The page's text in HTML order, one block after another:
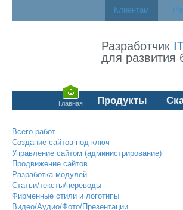
Клиентам
Разработчик
для развития
Главная Продукты
Всего работ
Создание сайтов под ключ
Управление сайтом (администрирование)
Продвижение сайтов
Разработка модулей
Статьи/тексты/переводы
Фирменные стили и логотипы
Видео/Аудио/Фото/Презентации